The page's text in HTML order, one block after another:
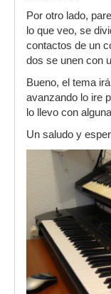
Por otro lado,
lo que veo, se
contactos de un
dos se unen con
Bueno, el tema
avanzando lo ire
lo llevo con
Un saludo y